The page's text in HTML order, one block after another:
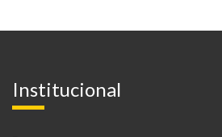
Institucional